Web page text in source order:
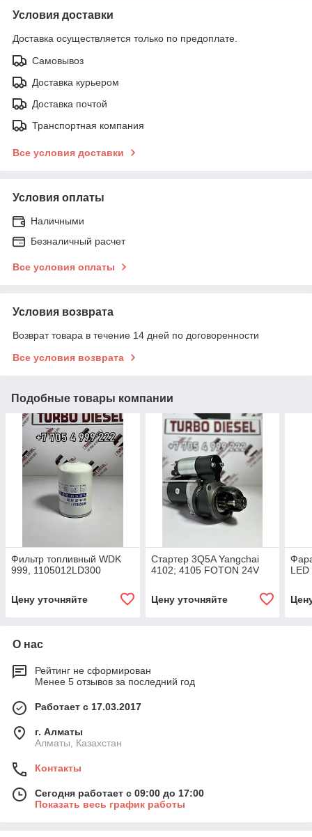
Условия доставки
Доставка осуществляется только по предоплате.
Самовывоз
Доставка курьером
Доставка почтой
Транспортная компания
Все условия доставки
Условия оплаты
Наличными
Безналичный расчет
Все условия оплаты
Условия возврата
Возврат товара в течение 14 дней по договоренности
Все условия возврата
Подобные товары компании
Фильтр топливный WDK
999, 1105012LD300
Цену уточняйте
Cтартер 3Q5A Yangchai
4102; 4105 FOTON 24V
Цену уточняйте
LED
О нас
Рейтинг не сформирован
Менее 5 отзывов за последний год
Работает с 17.03.2017
г. Алматы
Алматы, Казахстан
Контакты
Сегодня работает с 09:00 до 17:00
Показать весь график работы